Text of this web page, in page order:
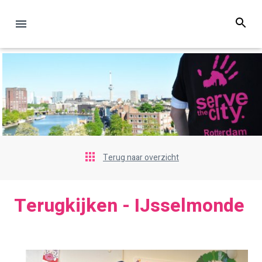
Terug naar overzicht
Terugkijken - IJsselmonde